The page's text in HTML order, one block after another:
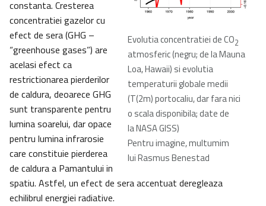
Evolutia concentratiei de CO2
atmosferic (negru; de la Mauna
Loa, Hawaii) si evolutia
temperaturii globale medii
(T(2m) portocaliu, dar fara nici
o scala disponibila; date de
la NASA GISS)
Pentru imagine, multumim
lui Rasmus Benestad
constanta. Cresterea
concentratiei gazelor cu
efect de sera (GHG –
“greenhouse gases”) are
acelasi efect ca
restrictionarea pierderilor
de caldura, deoarece GHG
sunt transparente pentru
lumina soarelui, dar opace
pentru lumina infrarosie
care constituie pierderea
de caldura a Pamantului in
spatiu. Astfel, un efect de sera accentuat deregleaza
echilibrul energiei radiative.